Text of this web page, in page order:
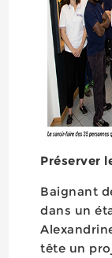
Préserver
Baignant
dans un
tête un